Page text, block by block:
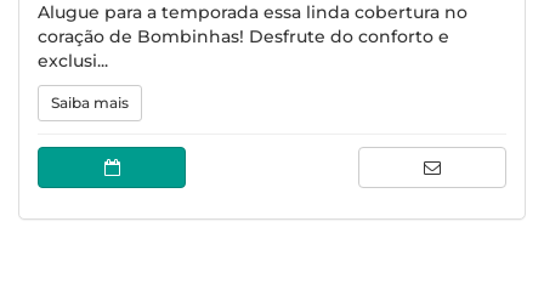
Alugue para a temporada essa linda cobertura no
coração de Bombinhas! Desfrute do conforto e
exclusi...
Saiba mais